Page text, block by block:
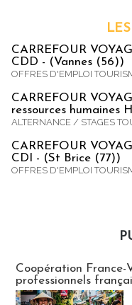
LES
CARREFOUR
CDD - (Vannes (56))
OFFRES D'EMPLOI
CARREFOUR
ressources humaines
ALTERNANCE / STAGES
CARREFOUR
CDI - (St Brice (77))
OFFRES D'EMPLOI
Coopération France-
professionnels